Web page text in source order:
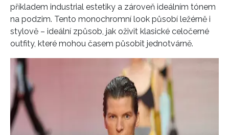
příkladem industrial estetiky a zároveň ideálním tónem
na podzim. Tento monochromní look působí ležérně i
stylově – ideální způsob, jak oživit klasické celočerné
outfity, které mohou časem působit jednotvárně.